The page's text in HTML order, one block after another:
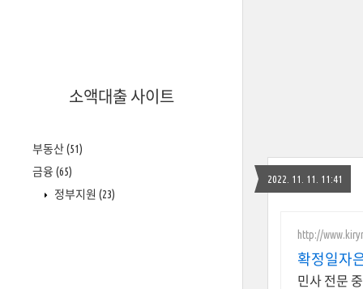
소액대출 사이트
부동산(51)
금융 (65)
정부지원 (23)
2022. 11. 11. 11:41
http://
확정일자
민사 전문